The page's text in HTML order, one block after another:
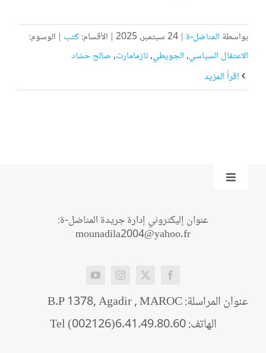
بواسطة المناضل-ة | 24 سبتمبر، 2025 | الأقسام:كتب | الوسوم:
الاعتقال السياسي,الجويطي,تازمامارت,صالح حشاد
Toggle
عنوان إليكتروني إدارة جريدة المناضل-ة:
mounadila2004@yahoo.fr
عنوان المراسلة: B.P 1378, Agadir , MAROC
الهاتف: Tel (002126)6.41.49.80.60